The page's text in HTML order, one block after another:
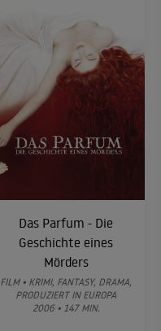
Das Parfum - Die
Geschichte eines
Mörders
FILM • KRIMI, FANTASY, DRAMA,
PRODUZIERT IN EUROPA
2006 • 147 MIN.